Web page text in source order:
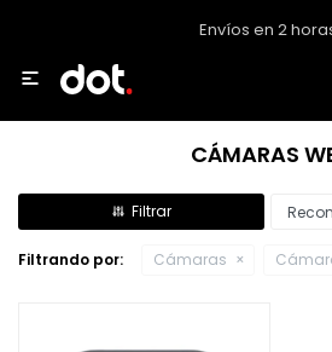
Envíos en 2

CÁMARAS
Filtrando por: Cámaras
Notebooks y PC